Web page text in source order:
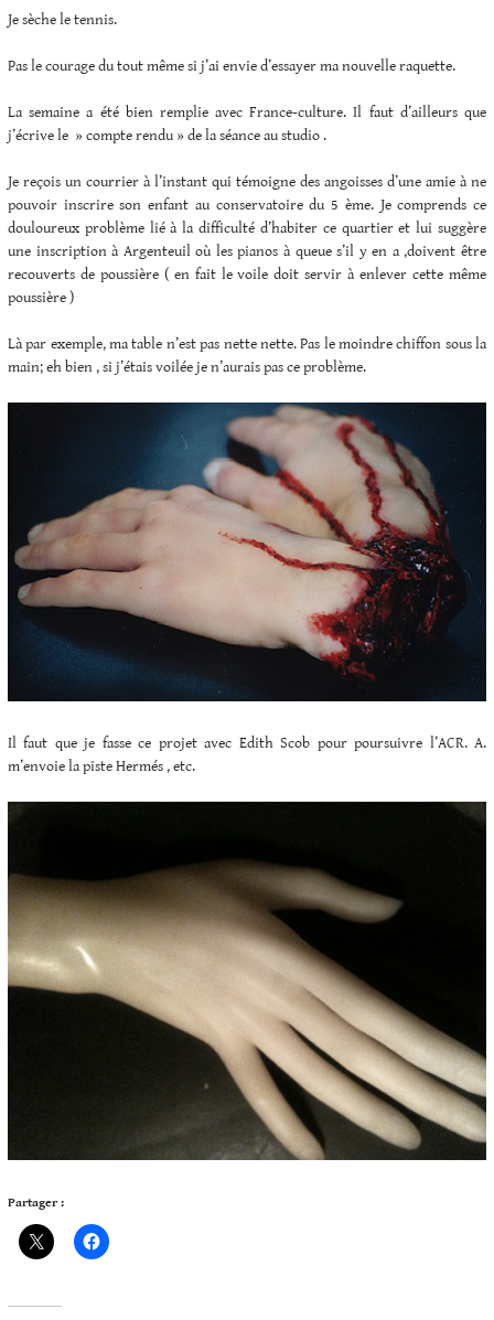
Je sèche le tennis.
Pas le courage du tout même si j’ai envie d’essayer ma nouvelle raquette.
La semaine a été bien remplie avec France-culture. Il faut d’ailleurs que
j’écrive le » compte rendu » de la séance au studio .
Je reçois un courrier à l’instant qui témoigne des angoisses d’une amie à ne
pouvoir inscrire son enfant au conservatoire du 5 ème. Je comprends ce
douloureux problème lié à la difficulté d’habiter ce quartier et lui suggère
une inscription à Argenteuil où les pianos à queue s’il y en a ,doivent être
recouverts de poussière ( en fait le voile doit servir à enlever cette même
poussière )
Là par exemple, ma table n’est pas nette nette. Pas le moindre chiffon sous la
main; eh bien , si j’étais voilée je n’aurais pas ce problème.
Il faut que je fasse ce projet avec Edith Scob pour poursuivre l’ACR. A.
m’envoie la piste Hermés , etc.
Partager :